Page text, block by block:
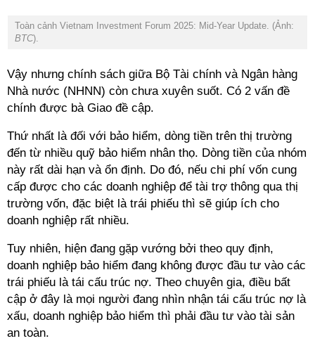
Toàn cảnh Vietnam Investment Forum 2025: Mid-Year Update. (Ảnh:
BTC).
Vậy nhưng chính sách giữa Bộ Tài chính và Ngân hàng
Nhà nước (NHNN) còn chưa xuyên suốt. Có 2 vấn đề
chính được bà Giao đề cập.
Thứ nhất là đối với bảo hiểm, dòng tiền trên thị trường
đến từ nhiều quỹ bảo hiểm nhân thọ. Dòng tiền của nhóm
này rất dài hạn và ổn định. Do đó, nếu chi phí vốn cung
cấp được cho các doanh nghiệp để tài trợ thông qua thị
trường vốn, đặc biệt là trái phiếu thì sẽ giúp ích cho
doanh nghiệp rất nhiều.
Tuy nhiên, hiện đang gặp vướng bởi theo quy định,
doanh nghiệp bảo hiểm đang không được đầu tư vào các
trái phiếu là tái cấu trúc nợ. Theo chuyên gia, điều bất
cập ở đây là mọi người đang nhìn nhận tái cấu trúc nợ là
xấu, doanh nghiệp bảo hiểm thì phải đầu tư vào tài sản
an toàn.